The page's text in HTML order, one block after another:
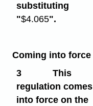
substituting
"$4.065".
Coming into force
3
This
regulation comes
into force on the